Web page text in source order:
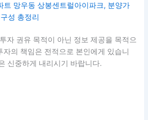
트 망우동 상봉센트럴아이파크, 분양가
성 총정리
자 권유 목적이 아닌 정보 제공을 목적으
자의 책임은 전적으로 본인에게 있습니
신중하게 내리시기 바랍니다.